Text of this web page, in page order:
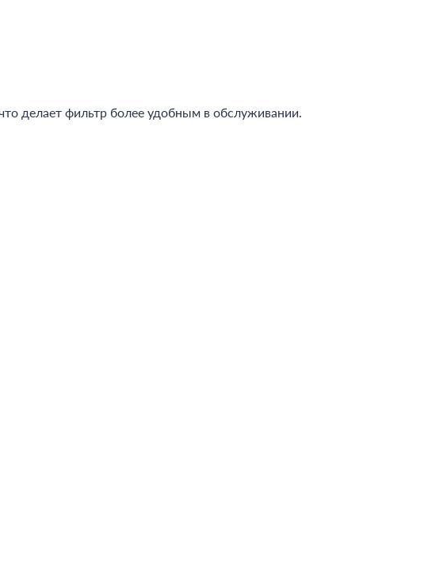
делает фильтр более удобным в обслуживании.